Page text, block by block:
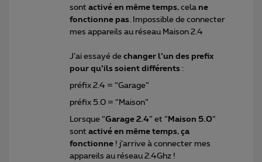
sont activé en même temps, cela ne
fonctionne pas . Impossible de connecter
mes appareils au réseau Maison 2.4
J’ai essayé de changer l’un des prefix
pour qu’ils soient différents :
préfix 2.4 = “Garage”
préfix 5.0 = “Maison”
Lorsque “Garage 2.4” et “ Maison 5.0”
sont activé en même temps, ça
fonctionne ! j’arrive à connecter mes
appareils au réseau 2.4Ghz !